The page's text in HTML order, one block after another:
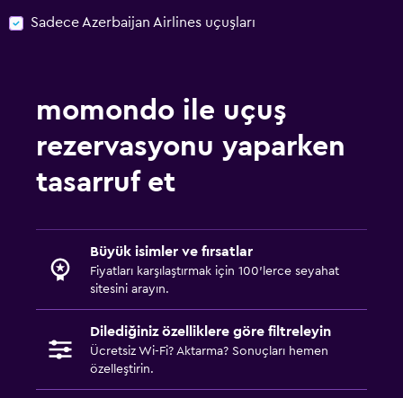
Sadece Azerbaijan Airlines uçuşları
momondo ile uçuş
rezervasyonu yaparken
tasarruf et
Büyük isimler ve fırsatlar
Fiyatları karşılaştırmak için 100'lerce seyahat
sitesini arayın.
Dilediğiniz özelliklere göre filtreleyin
Ücretsiz Wi-Fi? Aktarma? Sonuçları hemen
özelleştirin.